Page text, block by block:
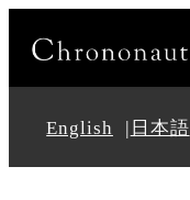
English 日本語